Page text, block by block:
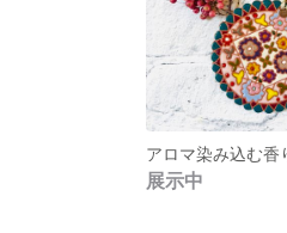
展示中